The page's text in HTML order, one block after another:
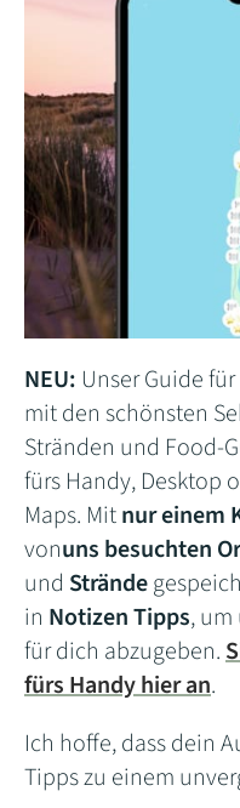
NEU: Unser Guide
mit den schönsten
Stränden und Food-
fürs Handy, Desktop
Maps. Mitnur einem
vonuns besuchten
und Strände
in NotizenTipps,
für dich abzugeben.
fürs Handy hier an.
Ich hoffe, dass dein
Tipps zu einem